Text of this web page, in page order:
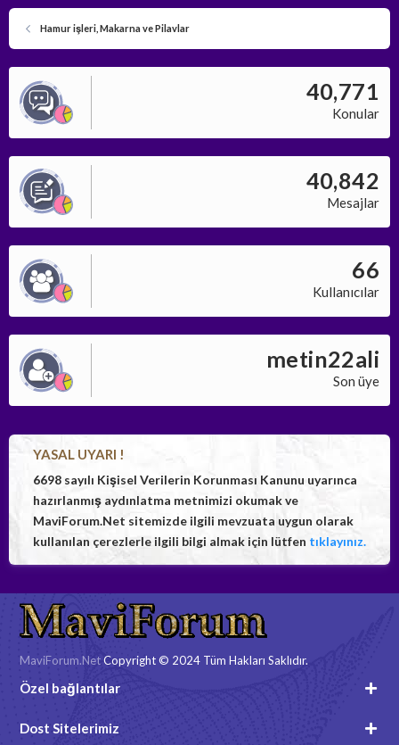
Hamur işleri, Makarna ve Pilavlar
40,771
Konular
40,842
Mesajlar
66
Kullanıcılar
metin22ali
Son üye
YASAL UYARI !
6698 sayılı Kişisel Verilerin Korunması Kanunu uyarınca
hazırlanmış aydınlatma metnimizi okumak ve
MaviForum.Net sitemizde ilgili mevzuata uygun olarak
kullanılan çerezlerle ilgili bilgi almak için lütfen tıklayınız.
MaviForum.NetCopyright © 2024 Tüm Hakları Saklıdır.
Özel bağlantılar
Dost Sitelerimiz